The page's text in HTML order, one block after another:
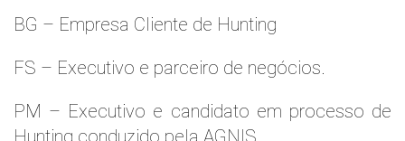
BG – Empresa Cliente de Hunting
FS – Executivo e parceiro de negócios.
PM – Executivo e candidato em processo de
Hunting conduzido pela AGNIS